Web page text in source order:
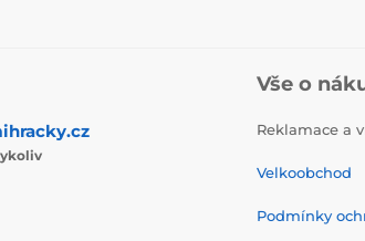
Vše o
Reklamace a
Velkoobchod
Podmínky